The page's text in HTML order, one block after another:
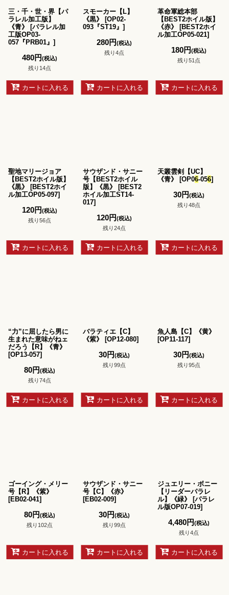
三・千・世・界【パ
ラレル加工版】
《青》
[パラレル加
工版OP03-
057『PRB01』 ]
480円(税込)
残り14点
カートに入れる
スモーカー【L】
《黒》
[OP02-
093『ST19』 ]
280円(税込)
残り4点
カートに入れる
革命軍総本部
【BEST2ホイル版】
《赤》
[BEST2ホイ
ル加工OP05-021]
180円(税込)
残り51点
カートに入れる
聖地マリージョア
【BEST2ホイル版】
《黒》
[BEST2ホイ
ル加工OP05-097]
120円(税込)
残り56点
カートに入れる
サウザンド・サニー
号【BEST2ホイル
版】《黒》
[BEST2
ホイル加工ST14-
017]
120円(税込)
残り24点
カートに入れる
天叢雲剣【UC】
《青》
[OP06-056]
30円(税込)
残り48点
カートに入れる
“力”に屈したら男に
生まれた意味がねェ
だろう【R】《青》
[OP13-057]
80円(税込)
残り74点
カートに入れる
バラティエ【C】
《紫》
[OP12-080]
30円(税込)
残り99点
カートに入れる
魚人島【C】《黄》
[OP11-117]
30円(税込)
残り95点
カートに入れる
ゴーイング・メリー
号【R】《紫》
[EB02-041]
80円(税込)
残り102点
カートに入れる
サウザンド・サニー
号【C】《赤》
[EB02-009]
30円(税込)
残り99点
カートに入れる
ジュエリー・ボニー
【リーダーパラレ
ル】《緑》
[パラレ
ル版OP07-019]
4,480円(税込)
残り4点
カートに入れる